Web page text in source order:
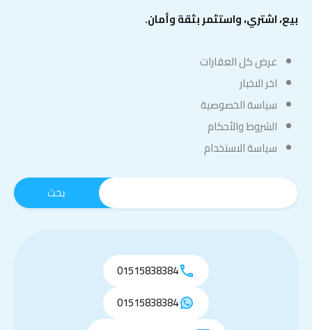
بيع، اشتري، واستثمر بثقة وأمان.
عرض كل العقارات
اخر الاخبار
سياسة الخصوصية
الشروط والأحكام
سياسة الاستخدام
01515838384
01515838384